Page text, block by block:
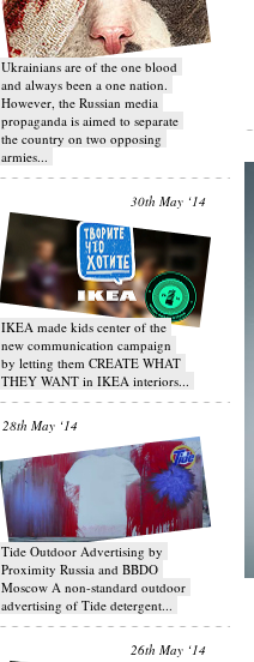
Ukrainians are of the one blood
and always been a one nation.
However, the Russian media
propaganda is aimed to separate
the country on two opposing
armies...
30th May ‘14
IKEA made kids center of the
new communication campaign
by letting them CREATE WHAT
THEY WANT in IKEA interiors...
28th May ‘14
Tide Outdoor Advertising by
Proximity Russia and BBDO
Moscow A non-standard outdoor
advertising of Tide detergent...
26th May ‘14